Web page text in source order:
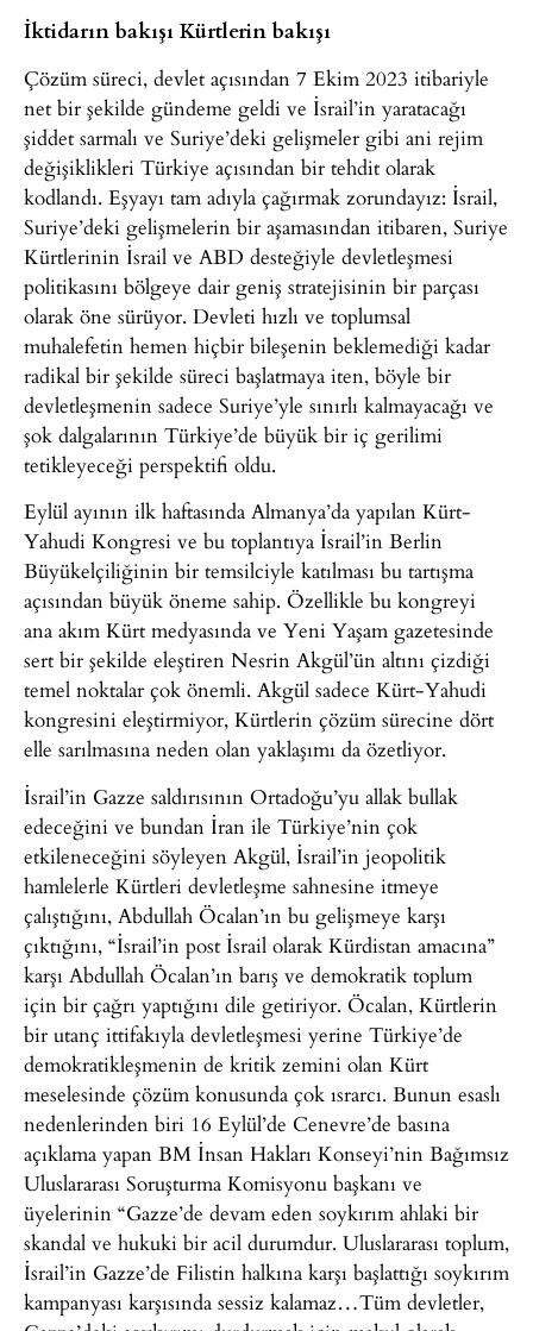
İktidarın bakışı Kürtlerin bakışı
Çözüm süreci, devlet açısından 7 Ekim 2023 itibariyle
net bir şekilde gündeme geldi ve İsrail’in yaratacağı
şiddet sarmalı ve Suriye’deki gelişmeler gibi ani rejim
değişiklikleri Türkiye açısından bir tehdit olarak
kodlandı. Eşyayı tam adıyla çağırmak zorundayız: İsrail,
Suriye’deki gelişmelerin bir aşamasından itibaren, Suriye
Kürtlerinin İsrail ve ABD desteğiyle devletleşmesi
politikasını bölgeye dair geniş stratejisinin bir parçası
olarak öne sürüyor. Devleti hızlı ve toplumsal
muhalefetin hemen hiçbir bileşenin beklemediği kadar
radikal bir şekilde süreci başlatmaya iten, böyle bir
devletleşmenin sadece Suriye’yle sınırlı kalmayacağı ve
şok dalgalarının Türkiye’de büyük bir iç gerilimi
tetikleyeceği perspektifi oldu.
Eylül ayının ilk haftasında Almanya’da yapılan Kürt-
Yahudi Kongresi ve bu toplantıya İsrail’in Berlin
Büyükelçiliğinin bir temsilciyle katılması bu tartışma
açısından büyük öneme sahip. Özellikle bu kongreyi
ana akım Kürt medyasında ve Yeni Yaşam gazetesinde
sert bir şekilde eleştiren Nesrin Akgül’ün altını çizdiği
temel noktalar çok önemli. Akgül sadece Kürt-Yahudi
kongresini eleştirmiyor, Kürtlerin çözüm sürecine dört
elle sarılmasına neden olan yaklaşımı da özetliyor.
İsrail’in Gazze saldırısının Ortadoğu’yu allak bullak
edeceğini ve bundan İran ile Türkiye’nin çok
etkileneceğini söyleyen Akgül, İsrail’in jeopolitik
hamlelerle Kürtleri devletleşme sahnesine itmeye
çalıştığını, Abdullah Öcalan’ın bu gelişmeye karşı
çıktığını, “İsrail’in post İsrail olarak Kürdistan amacına”
karşı Abdullah Öcalan’ın barış ve demokratik toplum
için bir çağrı yaptığını dile getiriyor. Öcalan, Kürtlerin
bir utanç ittifakıyla devletleşmesi yerine Türkiye’de
demokratikleşmenin de kritik zemini olan Kürt
meselesinde çözüm konusunda çok ısrarcı. Bunun esaslı
nedenlerinden biri 16 Eylül’de Cenevre’de basına
açıklama yapan BM İnsan Hakları Konseyi’nin Bağımsız
Uluslararası Soruşturma Komisyonu başkanı ve
üyelerinin “Gazze’de devam eden soykırım ahlaki bir
skandal ve hukuki bir acil durumdur. Uluslararası toplum,
İsrail’in Gazze’de Filistin halkına karşı başlattığı soykırım
kampanyası karşısında sessiz kalamaz…Tüm devletler,